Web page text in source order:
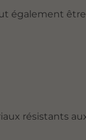
également
résistants